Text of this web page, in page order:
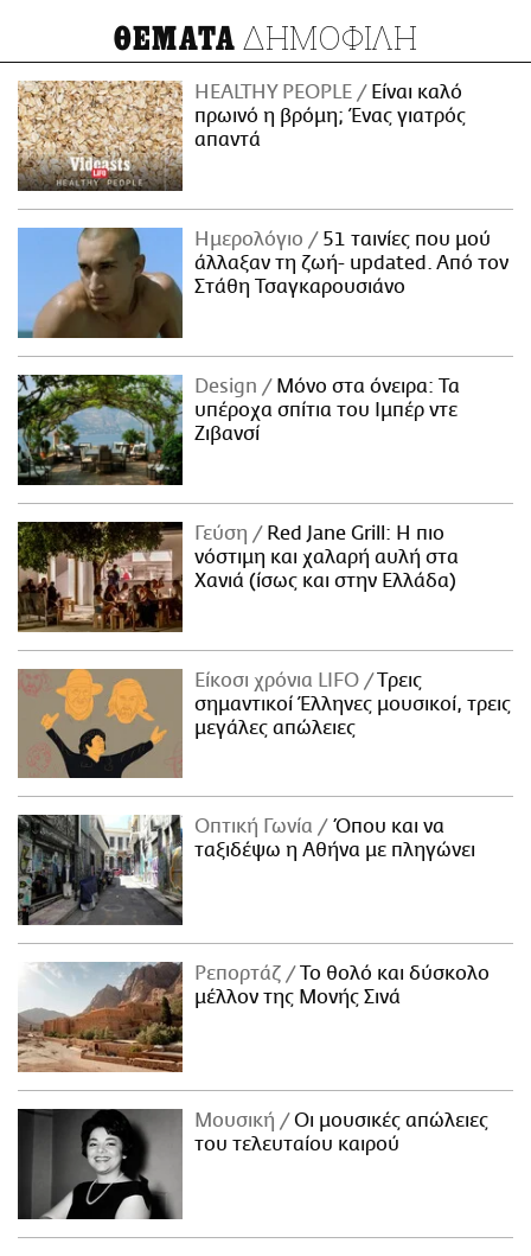
ΘΕΜΑΤΑ ΔΗΜΟΦΙΛΗ
HEALTHY PEOPLE
Είναι καλό
πρωινό η βρόμη; Ένας γιατρός
απαντά
Ημερολόγιο
51 ταινίες που μού
άλλαξαν τη ζωή- updated. Aπό τον
Στάθη Τσαγκαρουσιάνο
Design
Μόνο στα όνειρα: Τα
υπέροχα σπίτια του Ιμπέρ ντε
Ζιβανσί
Γεύση
Red Jane Grill: Η πιο
νόστιμη και χαλαρή αυλή στα
Χανιά (ίσως και στην Ελλάδα)
Είκοσι χρόνια LIFO
Tρεις
σημαντικοί Έλληνες μουσικοί, τρεις
μεγάλες απώλειες
Οπτική Γωνία
Όπου και να
ταξιδέψω η Αθήνα με πληγώνει
Ρεπορτάζ
Το θολό και δύσκολο
μέλλον της Μονής Σινά
Μουσική
Οι μουσικές απώλειες
του τελευταίου καιρού